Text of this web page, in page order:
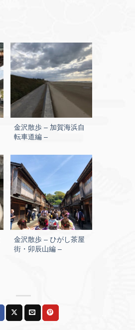
金沢散歩 – 加賀海浜自
転車道編 –
金沢散歩 – ひがし茶屋
街・卯辰山編 –